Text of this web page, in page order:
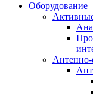
Оборудование